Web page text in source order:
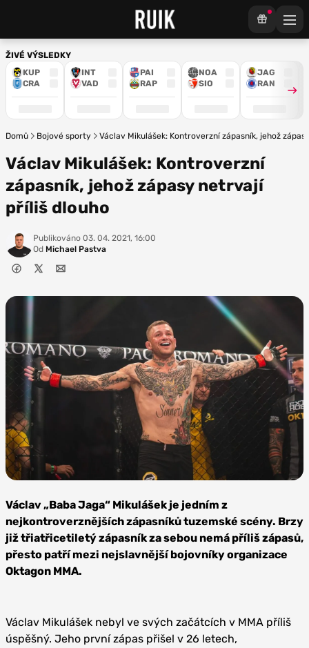
ŽIVÉ VÝSLEDKY
KUP
CRA
INT
VAD
PAI
RAP
NOA
SIO
JAG
RAN
Domů Bojové sporty Václav Mikulášek: Kontroverzní zápasník, jehož
Václav Mikulášek: Kontroverzní
zápasník, jehož zápasy netrvají
příliš dlouho
Publikováno 03. 04. 2021, 16:00
Od Michael Pastva
Oktagon
MMA
Václav „Baba Jaga“ Mikulášek je jedním z
nejkontroverznějších zápasníků tuzemské scény. Brzy
již třiatřicetiletý zápasník za sebou nemá příliš zápasů,
přesto patří mezi nejslavnější bojovníky organizace
Oktagon MMA.
Václav Mikulášek nebyl ve svých začátcích v MMA příliš
úspěšný. Jeho první zápas přišel v 26 letech,